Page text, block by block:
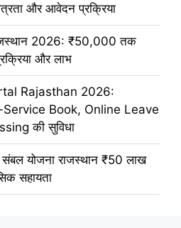
और आवेदन प्रक्रिया
2026: ₹50,000 तक
और लाभ
Rajasthan 2026:
e-Service Book, Online Leave
की सुविधा
संबल योजना राजस्थान ₹50 लाख
सहायता